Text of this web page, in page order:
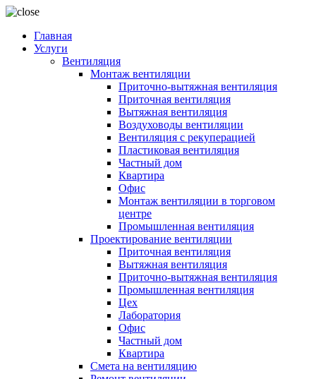
Главная
Услуги
Вентиляция
Монтаж вентиляции
Приточно-вытяжная вентиляция
Приточная вентиляция
Вытяжная вентиляция
Воздуховоды вентиляции
Вентиляция с рекуперацией
Пластиковая вентиляция
Частный дом
Квартира
Офис
Монтаж вентиляции в торговом
центре
Промышленная вентиляция
Проектирование вентиляции
Приточная вентиляция
Вытяжная вентиляция
Приточно-вытяжная вентиляция
Промышленная вентиляция
Цех
Лаборатория
Офис
Частный дом
Квартира
Смета на вентиляцию